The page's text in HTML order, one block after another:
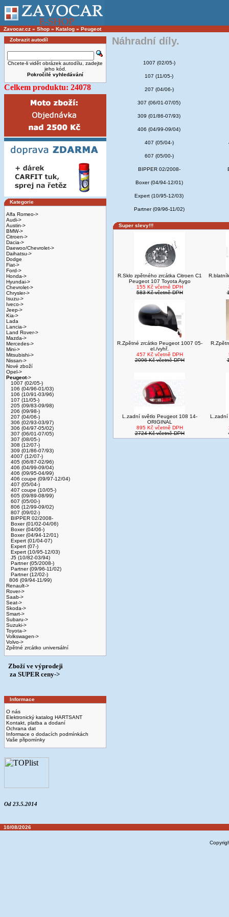
Zavocar.cz » Shop » Katalog » Peugeot
Zobrazit autodíl
Chcete-li vidět obrázek autodílu, zadejte
jeho kód.
Pokročilé vyhledávání
Celkem produktu: 24078
Kategorie
Alfa Romeo->
Audi->
Austin->
BMW->
Citroen->
Dacia->
Daewoo/Chevrolet->
Daihatsu->
Dodge
Fiat->
Ford->
Honda->
Hyundai->
Chevrolet->
Chrysler->
Isuzu->
Iveco->
Jeep->
Kia->
Lada
Lancia->
Land Rover->
Mazda->
Mercedes->
Mini->
Mitsubishi->
Nissan->
Nové zboží
Opel->
Peugeot->
1007 (02/05-)
106 (04/96-01/03)
106 (10/91-03/96)
107 (11/05-)
205 (09/83-09/98)
206 (09/98-)
207 (04/06-)
306 (02/93-03/97)
306 (04/97-05/02)
307 (06/01-07/05)
307 (08/05-)
308 (12/07-)
309 (01/86-07/93)
4007 (12/07-)
405 (06/87-02/96)
406 (04/99-09/04)
406 (09/95-04/99)
406 coupe (09/97-12/04)
407 (05/04-)
407 coupe (10/05-)
605 (09/89-08/99)
607 (05/00-)
806 (12/99-09/02)
807 (09/02-)
BIPPER 02/2008-
Boxer (01/02-04/06)
Boxer (04/06-)
Boxer (04/94-12/01)
Expert (01/04-07)
Expert (07-)
Expert (10/95-12/03)
J5 (10/82-03/94)
Partner (05/2008-)
Partner (09/96-11/02)
Partner (12/02-)
806 (09/94-11/99)
Renault->
Rover->
Saab->
Seat->
Skoda->
Smart->
Subaru->
Suzuki->
Toyota->
Volkswagen->
Volvo->
Zpětné zrcátko universální
Zboží ve výprodeji
­ za SUPER ceny->
Informace
O nás
Elektronický katalog HARTSANT
Kontakt, platba a dodaní
Ochrana dat
Informace o dodacích podmínkách
Vaše připomínky
Od 23.5.2014
Náhradní díly.
1007 (02/05-)
107 (11/05-)
207 (04/06-)
307 (06/01-07/05)
309 (01/86-07/93)
406 (04/99-09/04)
407 (05/04-)
607 (05/00-)
BIPPER 02/2008-
Boxer (04/94-12/01)
Expert (10/95-12/03)
Partner (09/96-11/02)
Super slevy!!!
R.Sklo zpětného zrcátka Citroen C1
Peugeot 107 Toyota Aygo
155 Kč včetně DPH
583 Kč včetně DPH
R.Zpětné zrcátko Peugeot 1007 05-
el./vyhř.
457 Kč včetně DPH
2096 Kč včetně DPH
L.zadní světlo Peugeot 108 14-
ORIGINAL
895 Kč včetně DPH
2724 Kč včetně DPH
L.zadní
10/08/2026